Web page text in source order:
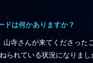
ドは何かありますか？
寺さんが来てくださった
れている状況になりまし